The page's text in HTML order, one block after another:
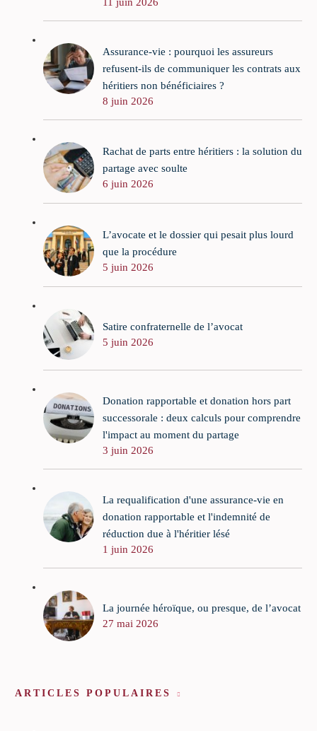
Assurance-vie : pourquoi les assureurs
refusent-ils de communiquer les contrats aux
héritiers non bénéficiaires ?
8 juin 2026
Rachat de parts entre héritiers : la solution du
partage avec soulte
6 juin 2026
L’avocate et le dossier qui pesait plus lourd
que la procédure
5 juin 2026
Satire confraternelle de l’avocat
5 juin 2026
Donation rapportable et donation hors part
successorale : deux calculs pour comprendre
l'impact au moment du partage
3 juin 2026
La requalification d'une assurance-vie en
donation rapportable et l'indemnité de
réduction due à l'héritier lésé
1 juin 2026
La journée héroïque, ou presque, de l’avocat
27 mai 2026
ARTICLES POPULAIRES